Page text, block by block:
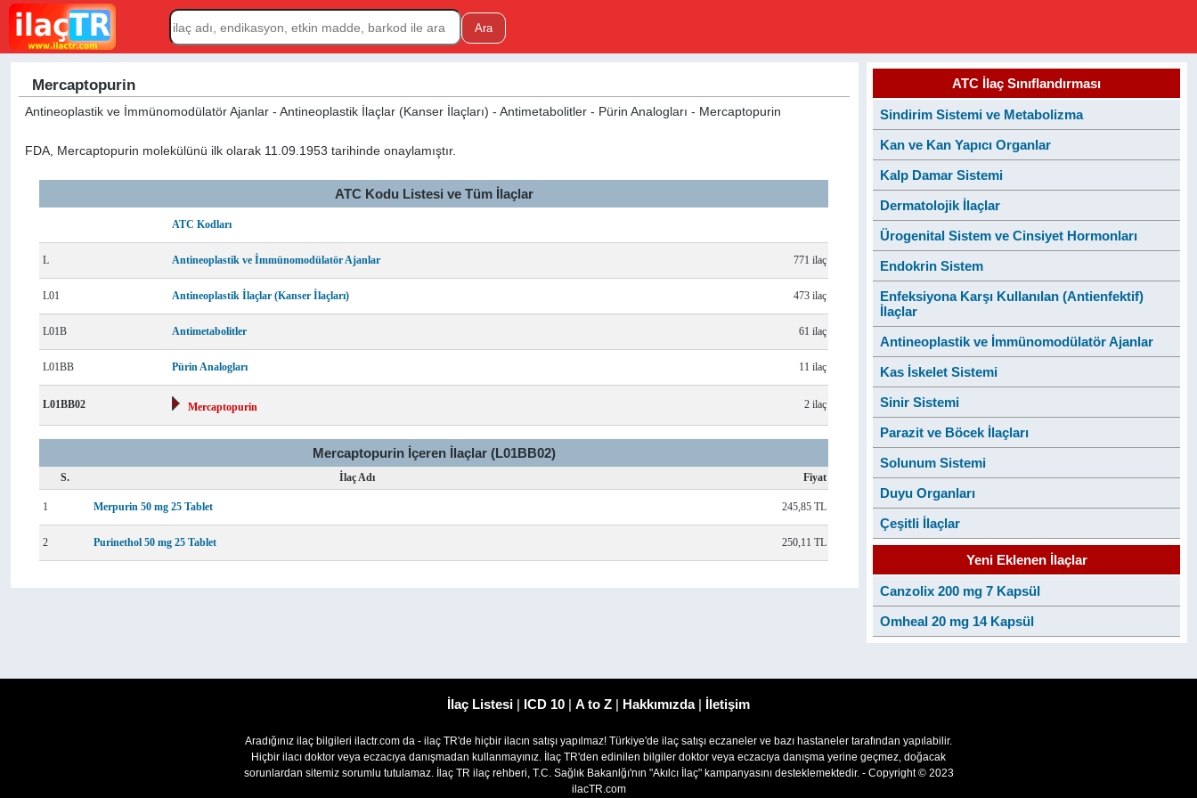
Mercaptopurin
Antineoplastik ve İmmünomodülatör Ajanlar - Antineoplastik İlaçlar (Kanser İlaçları) - Antimetabolitler - Pürin Analogları - Mercaptopurin
FDA, Mercaptopurin molekülünü ilk olarak 11.09.1953 tarihinde onaylamıştır.
ATC Kodu Listesi ve Tüm İlaçlar
ATC Kodları
L Antineoplastik ve İmmünomodülatör Ajanlar 771 ilaç
L01 Antineoplastik İlaçlar (Kanser İlaçları) 473 ilaç
L01B Antimetabolitler 61 ilaç
L01BB Pürin Analogları 11 ilaç
L01BB02 Mercaptopurin 2 ilaç
Mercaptopurin İçeren İlaçlar (L01BB02)
S. İlaç Adı Fiyat
1 Merpurin 50 mg 25 Tablet 245,85 TL
2 Purinethol 50 mg 25 Tablet 250,11 TL
ATC İlaç Sınıflandırması
Sindirim Sistemi ve Metabolizma
Kan ve Kan Yapıcı Organlar
Kalp Damar Sistemi
Dermatolojik İlaçlar
Ürogenital Sistem ve Cinsiyet Hormonları
Endokrin Sistem
Enfeksiyona Karşı Kullanılan (Antienfektif)
İlaçlar
Antineoplastik ve İmmünomodülatör Ajanlar
Kas İskelet Sistemi
Sinir Sistemi
Parazit ve Böcek İlaçları
Solunum Sistemi
Duyu Organları
Çeşitli İlaçlar
Yeni Eklenen İlaçlar
Canzolix 200 mg 7 Kapsül
Omheal 20 mg 14 Kapsül
İlaç Listesi | ICD 10 | A to Z | Hakkımızda| İletişim
Aradığınız ilaç bilgileri ilactr.com da - ilaç TR'de hiçbir ilacın satışı yapılmaz! Türkiye'de ilaç satışı eczaneler ve bazı hastaneler tarafından yapılabilir.
Hiçbir ilacı doktor veya eczacıya danışmadan kullanmayınız. İlaç TR'den edinilen bilgiler doktor veya eczacıya danışma yerine geçmez, doğacak
sorunlardan sitemiz sorumlu tutulamaz. İlaç TR ilaç rehberi, T.C. Sağlık Bakanlğı'nın "Akılcı İlaç" kampanyasını desteklemektedir. - Copyright © 2023
ilacTR.com